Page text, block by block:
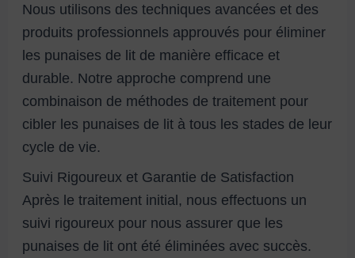
Nous utilisons des techniques avancées et des
produits professionnels approuvés pour éliminer
les punaises de lit de manière efficace et
durable. Notre approche comprend une
combinaison de méthodes de traitement pour
cibler les punaises de lit à tous les stades de leur
cycle de vie.
Suivi Rigoureux et Garantie de Satisfaction
Après le traitement initial, nous effectuons un
suivi rigoureux pour nous assurer que les
punaises de lit ont été éliminées avec succès.